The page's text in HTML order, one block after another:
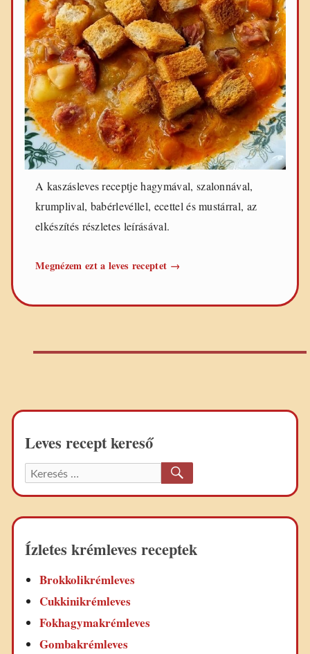
A kaszásleves receptje hagymával, szalonnával,
krumplival, babérlevéllel, ecettel és mustárral, az
elkészítés részletes leírásával.
Megnézem ezt a leves receptet Kaszásleves
→
Leves recept kereső
Keresett
recept:
Ízletes krémleves receptek
Brokkolikrémleves
Cukkinikrémleves
Fokhagymakrémleves
Gombakrémleves